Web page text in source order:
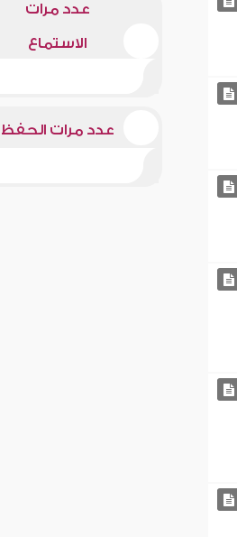
عدد مرات
الاستماع
عدد مرات الحفظ